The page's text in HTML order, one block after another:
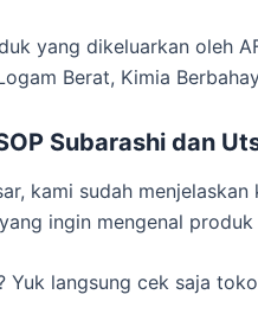
yang dikeluarkan oleh
Berat, Kimia
Subarashi dan
kami sudah
ingin mengenal produk
Yuk langsung cek saja